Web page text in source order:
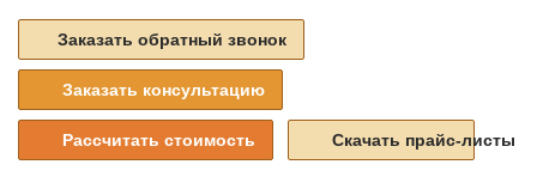
Заказать обратный звонок
Заказать консультацию
Рассчитать стоимость Скачать прайс-листы